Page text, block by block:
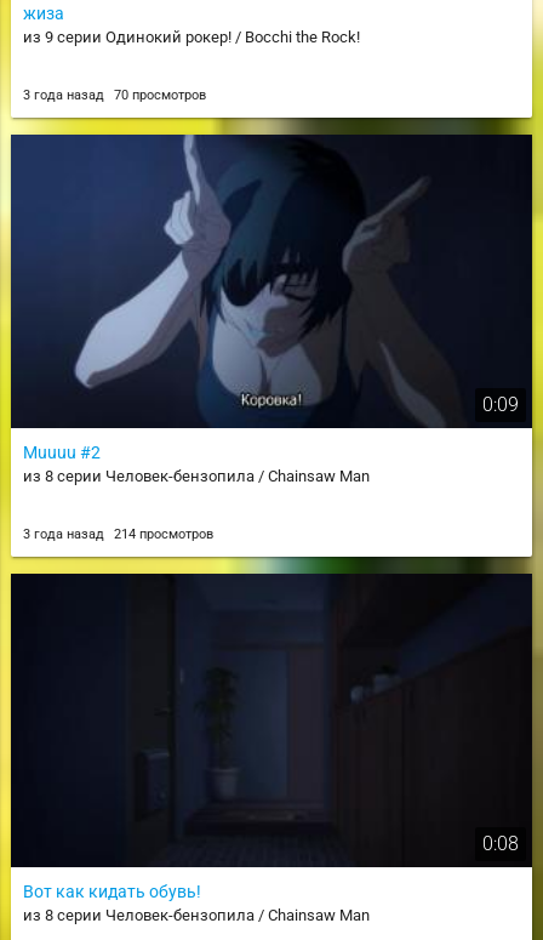
жиза
из 9 серии Одинокий рокер! / Bocchi the Rock!
3 года назад 70 просмотров
0:09
Muuuu #2
из 8 серии Человек-бензопила / Chainsaw Man
3 года назад 214 просмотров
0:08
Вот как кидать обувь!
из 8 серии Человек-бензопила / Chainsaw Man